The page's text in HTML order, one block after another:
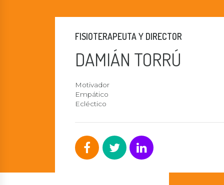
FISIOTERAPEUTA Y DIRECTOR
DAMIÁN TORRÚ
Motivador
Empático
Ecléctico